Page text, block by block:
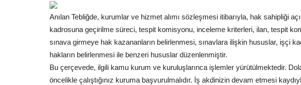
Anılan Tebliğde, kurumlar ve hizmet alımı sözleşmesi itibarıyla, hak sahipliği
kadrosuna geçirilme süreci, tespit komisyonu, inceleme kriterleri, ilan, tespit
sınava girmeye hak kazananların belirlenmesi, sınavlara ilişkin hususlar, işçi
hakların belirlenmesi ile benzeri hususlar düzenlenmiştir.
Bu çerçevede, ilgili kamu kurum ve kuruluşlarınca işlemler yürütülmektedir.
öncelikle çalıştığınız kuruma başvurulmalıdır. İş akdinizin devam etmesi
yönetmen Onur Sürek,
ABD-İran arasındaki kritik sürecin sona ermesiyle birlikte
Ankara'dan peş peşe açıklamalar...
Türkiye
Komisyonu